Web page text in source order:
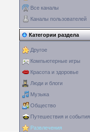
Все каналы
Каналы пользователей
Категории раздела
Другое
Компьютерные игры
Красота и здоровье
Люди и блоги
Музыка
Общество
Путешествия и события
Развлечения